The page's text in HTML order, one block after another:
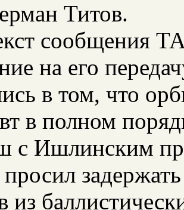
Титов.
сообщения
на его
в том, что
в полном
с Ишлинским
из